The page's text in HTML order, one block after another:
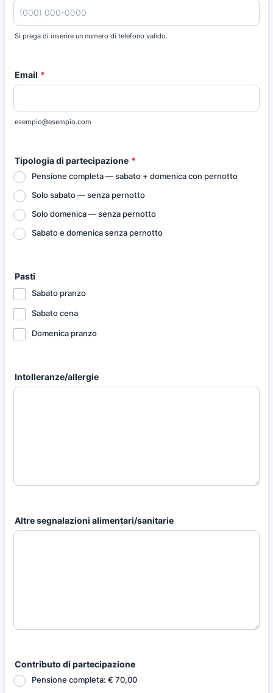
Si prega di inserire un numero di telefono valido.
Email *
esempio@esempio.com
Tipologia di partecipazione *
Pensione completa — sabato + domenica con pernotto
Solo sabato — senza pernotto
Solo domenica — senza pernotto
Sabato e domenica senza pernotto
Pasti
Sabato pranzo
Sabato cena
Domenica pranzo
Intolleranze/allergie
Altre segnalazioni alimentari/sanitarie
Contributo di partecipazione
Pensione completa: € 70,00